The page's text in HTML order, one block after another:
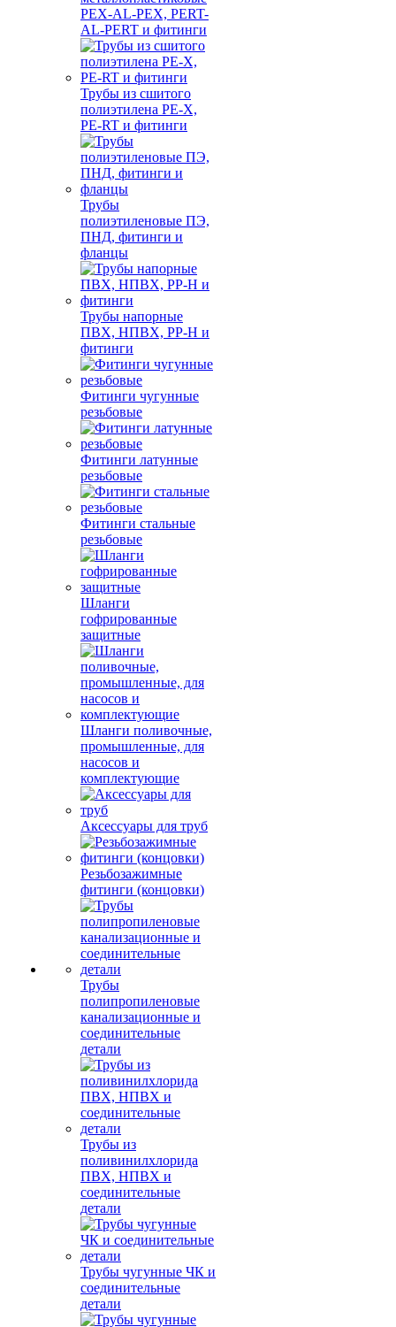
PEX-AL-PEX, PERT-
AL-PERT и фитинги
Трубы из сшитого
полиэтилена PE-X,
PE-RT и фитинги
Трубы
полиэтиленовые ПЭ,
ПНД, фитинги и
фланцы
Трубы напорные
ПВХ, НПВХ, PP-H и
фитинги
Фитинги чугунные
резьбовые
Фитинги латунные
резьбовые
Фитинги стальные
резьбовые
Шланги
гофрированные
защитные
Шланги поливочные,
промышленные, для
насосов и
комплектующие
Аксессуары для труб
Резьбозажимные
фитинги (концовки)
Трубы
полипропиленовые
канализационные и
соединительные
детали
Трубы из
поливинилхлорида
ПВХ, НПВХ и
соединительные
детали
Трубы чугунные ЧК и
соединительные
детали